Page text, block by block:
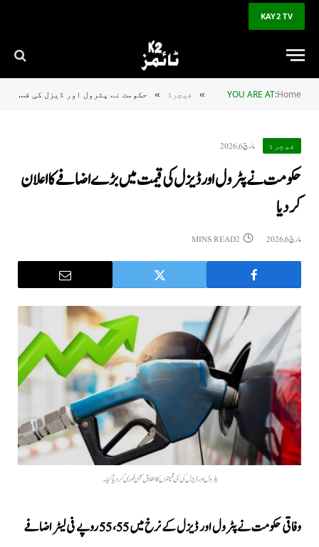
KAY2 TV
YOU ARE AT:Home
» فیچرڈ » حکومت نے پٹرول اور ڈیزل کی قیمت میں بڑے اضافے کا اعلان کردیا
فیچرڈ مارچ 6, 2026
حکومت نے پٹرول اور ڈیزل کی قیمت میں بڑے اضافے کا اعلان
کردیا
مارچ 6, 2026 2 MINS READ
پٹرول اور ڈیزل کی نئی قیمتوں کا اطلاق بھی فوری کردیا گیا ۔
وفاقی حکومت نے پٹرول اور ڈیزل کے نرخ میں 55، 55 روپے فی لیٹر اضافے